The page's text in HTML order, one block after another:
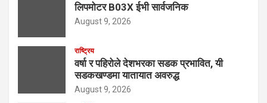
लिपमोटर B03X ईभी सार्वजनिक
August 9, 2026
राष्ट्रिय
वर्षा र पहिरोले देशभरका सडक प्रभावित, यी
सडकखण्डमा यातायात अवरुद्ध
August 9, 2026